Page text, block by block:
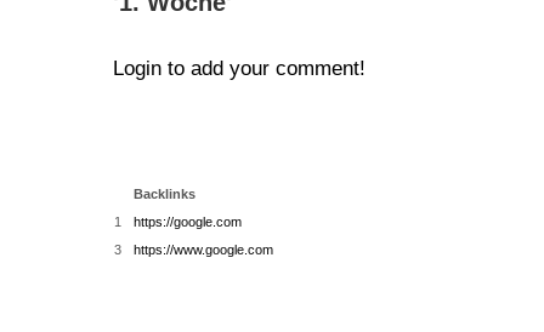
Login to add your comment!
Backlinks
1
https://google.com
3
https://www.google.com